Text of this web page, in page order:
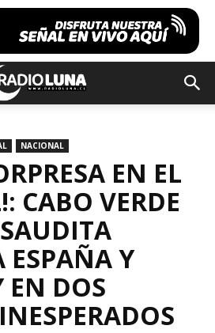
NACIONAL
EN EL
CABO VERDE
ESPAÑA Y
EN DOS